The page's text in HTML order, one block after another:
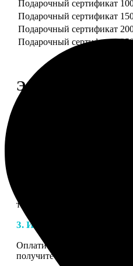
Подарочный сертификат
Подарочный сертификат
Подарочный сертификат
Подарочный сертификат
Этапы работы
специалисты могут
телефону или email для
3. ИЗГОТОВЛЕНИЕ
Оплатите заказ банковской
получите подтверждение на